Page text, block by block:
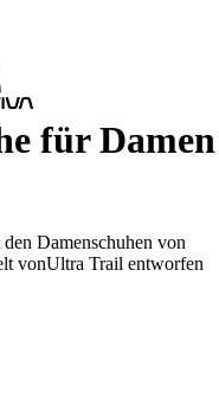
für Damen
Damenschuhen von
vonUltra Trail entworfen